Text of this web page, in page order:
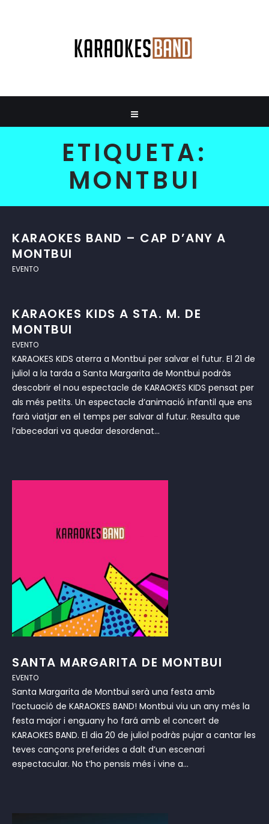
ETIQUETA:
MONTBUI
KARAOKES BAND – CAP D’ANY A
MONTBUI
EVENTO
KARAOKES KIDS A STA. M. DE
MONTBUI
EVENTO
KARAOKES KIDS aterra a Montbui per salvar el futur. El 21 de
juliol a la tarda a Santa Margarita de Montbui podràs
descobrir el nou espectacle de KARAOKES KIDS pensat per
als més petits. Un espectacle d’animació infantil que ens
farà viatjar en el temps per salvar al futur. Resulta que
l’abecedari va quedar desordenat...
SANTA MARGARITA DE MONTBUI
EVENTO
Santa Margarita de Montbui serà una festa amb
l’actuació de KARAOKES BAND! Montbui viu un any més la
festa major i enguany ho fará amb el concert de
KARAOKES BAND. El dia 20 de juliol podràs pujar a cantar les
teves cançons preferides a dalt d’un escenari
espectacular. No t’ho pensis més i vine a...